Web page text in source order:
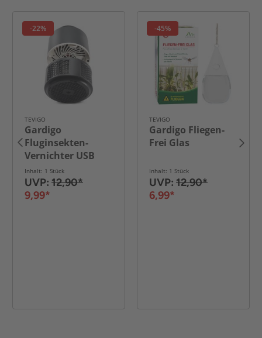
-22%
TEVIGO
Gardigo
Fluginsekten-
Vernichter USB
Inhalt: 1 Stück
UVP: 12,90*
9,99*
-45%
TEVIGO
Gardigo Fliegen-
Frei Glas
Inhalt: 1 Stück
UVP: 12,90*
6,99*